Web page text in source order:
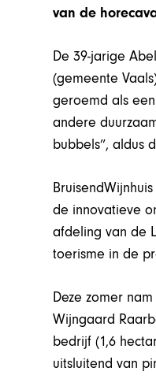
van de
De 39-jarige
(gemeente
geroemd als
andere
bubbels”, aldus
de innovatieve
afdeling van de
toerisme in de
Deze zomer
Wijngaard
bedrijf (1,6
uitsluitend van